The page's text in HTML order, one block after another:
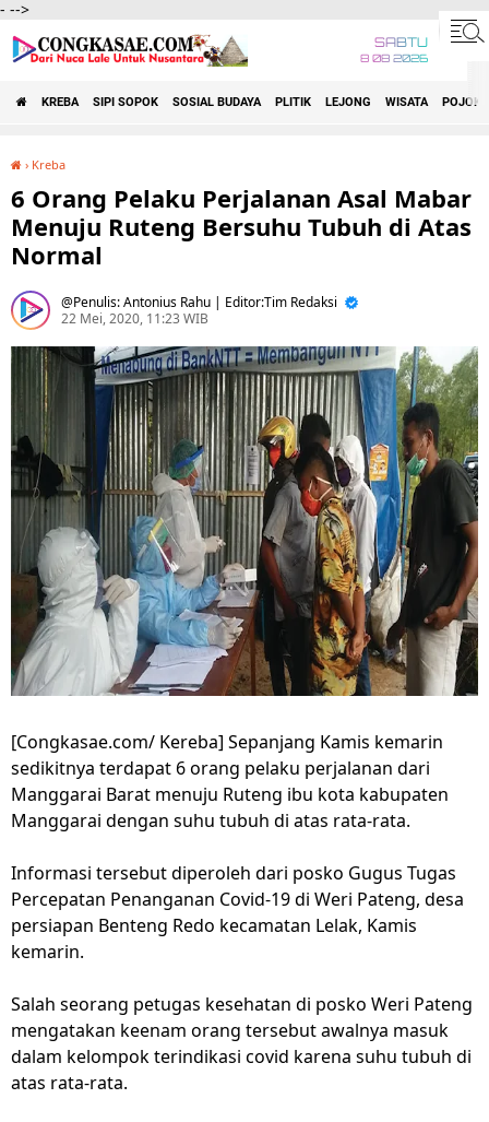
- -->
SABTU
8 08 2026
KREBA SIPI SOPOK SOSIAL BUDAYA PLITIK LEJONG WISATA POJOK
› Kreba
6 Orang Pelaku Perjalanan Asal Mabar
Menuju Ruteng Bersuhu Tubuh di Atas
Normal
Penulis: Antonius Rahu | Editor:Tim Redaksi
22 Mei, 2020, 11:23 WIB
[Congkasae.com/ Kereba] Sepanjang Kamis kemarin
sedikitnya terdapat 6 orang pelaku perjalanan dari
Manggarai Barat menuju Ruteng ibu kota kabupaten
Manggarai dengan suhu tubuh di atas rata-rata.
Informasi tersebut diperoleh dari posko Gugus Tugas
Percepatan Penanganan Covid-19 di Weri Pateng, desa
persiapan Benteng Redo kecamatan Lelak, Kamis
kemarin.
Salah seorang petugas kesehatan di posko Weri Pateng
mengatakan keenam orang tersebut awalnya masuk
dalam kelompok terindikasi covid karena suhu tubuh di
atas rata-rata.